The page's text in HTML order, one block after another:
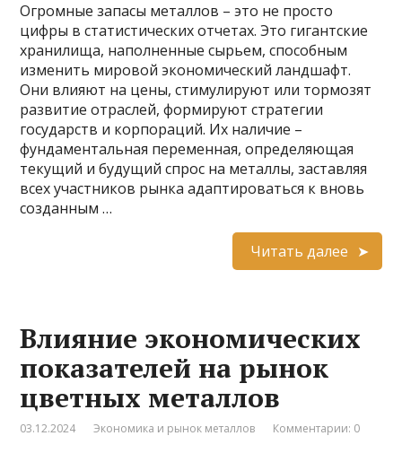
Огромные запасы металлов – это не просто
цифры в статистических отчетах. Это гигантские
хранилища, наполненные сырьем, способным
изменить мировой экономический ландшафт.
Они влияют на цены, стимулируют или тормозят
развитие отраслей, формируют стратегии
государств и корпораций. Их наличие –
фундаментальная переменная, определяющая
текущий и будущий спрос на металлы, заставляя
всех участников рынка адаптироваться к вновь
созданным …
Читать далее
Влияние экономических
показателей на рынок
цветных металлов
03.12.2024 Экономика и рынок металлов Комментарии: 0